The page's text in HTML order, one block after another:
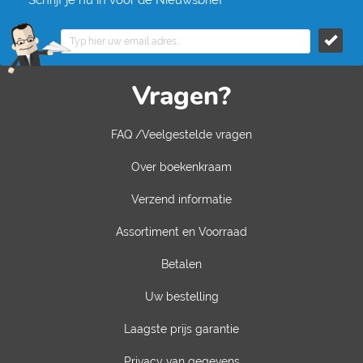
Vragen?
FAQ /Veelgestelde vragen
Over boekenkraam
Verzend informatie
Assortiment en Voorraad
Betalen
Uw bestelling
Laagste prijs garantie